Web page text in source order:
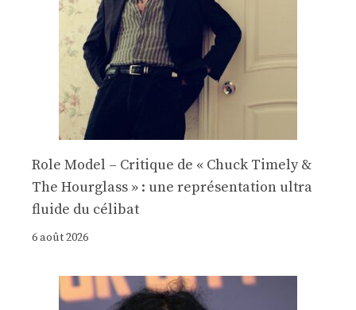
Role Model – Critique de « Chuck Timely &
The Hourglass » : une représentation ultra
fluide du célibat
6 août 2026